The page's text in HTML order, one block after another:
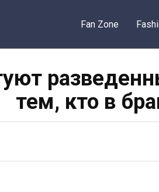
Fan Zone
тем, кто в